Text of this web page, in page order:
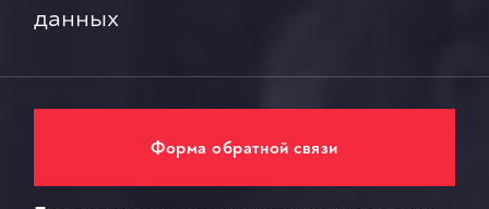
данных
Форма обратной связи